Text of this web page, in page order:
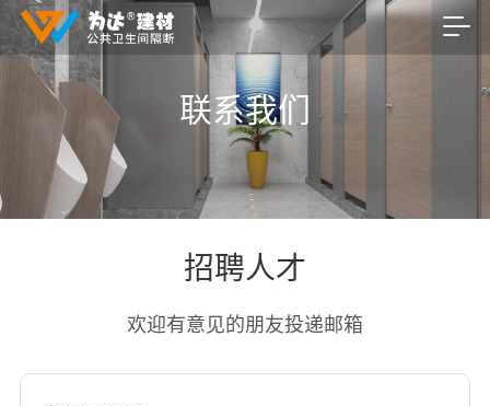
联系我们
招聘人才
欢迎有意见的朋友投递邮箱